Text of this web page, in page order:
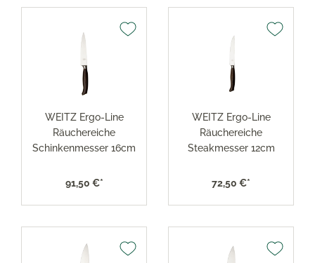
WEITZ Ergo-Line
Räuchereiche
Schinkenmesser 16cm
91,50 €*
WEITZ Ergo-Line
Räuchereiche
Steakmesser 12cm
72,50 €*